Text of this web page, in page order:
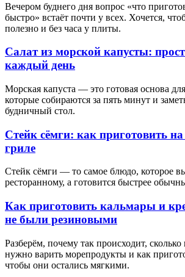
Вечером буднего дня вопрос «что
быстро» встаёт почти у всех. Хочется,
полезно и без часа у плиты.
Салат из морской капусты:
каждый день
Морская капуста — это готовая основа для
которые собираются за пять минут и
будничный стол.
Стейк сёмги: как приготовить
гриле
Стейк сёмги — то самое блюдо, которое
ресторанному, а готовится быстрее
Как приготовить кальмары и
не были резиновыми
Разберём, почему так происходит,
нужно варить морепродукты и как
чтобы они остались мягкими.